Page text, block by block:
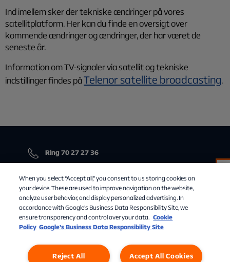
Ind imellem sker der tekniske ændringer på vores
satellitplatform. Her kan du finde en oversigt over
kommende ændringer og ændringer, der har været de
seneste år.
Information om TV-signaler via satellit og tekniske
indstillinger findes påTelenor satellite broadcasting.
Ring 70 27 27 36
Åbningstider
Alle hverdage fra 09.00-16.00
Allente Erhverv
When you select “Accept all,” you consent to us storing cookies on
your device. These are used to improve navigation on the website,
analyze user behavior, and display personalized advertising. In
accordance with Google's Business Data Responsibility Site, we
ensure transparency and control over your data. Cookie
Policy Google’s Business Data Responsibility Site
Accept All Cookies
Reject All